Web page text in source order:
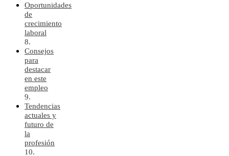
Oportunidades
de
crecimiento
laboral
Consejos
para
destacar
en este
empleo
Tendencias
actuales y
futuro de
la
profesión